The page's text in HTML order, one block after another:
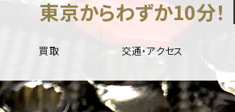
東京からわずか10分！
買取 交通・アクセス